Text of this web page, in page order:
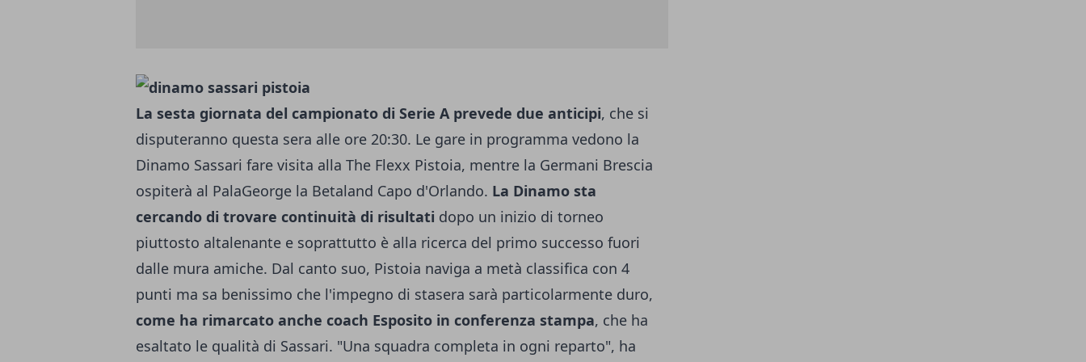
La sesta giornata del campionato di Serie A prevede due anticipi, che si
disputeranno questa sera alle ore 20:30. Le gare in programma vedono la
Dinamo Sassari fare visita alla The Flexx Pistoia, mentre la Germani Brescia
ospiterà al PalaGeorge la Betaland Capo d'Orlando. La Dinamo sta
cercando di trovare continuità di risultati dopo un inizio di torneo
piuttosto altalenante e soprattutto è alla ricerca del primo successo fuori
dalle mura amiche. Dal canto suo, Pistoia naviga a metà classifica con 4
punti ma sa benissimo che l'impegno di stasera sarà particolarmente duro,
come ha rimarcato anche coach Esposito in conferenza stampa, che ha
esaltato le qualità di Sassari. "Una squadra completa in ogni reparto", ha